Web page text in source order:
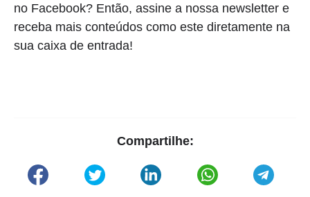
no Facebook? Então, assine a nossa newsletter e
receba mais conteúdos como este diretamente na
sua caixa de entrada!
Compartilhe: